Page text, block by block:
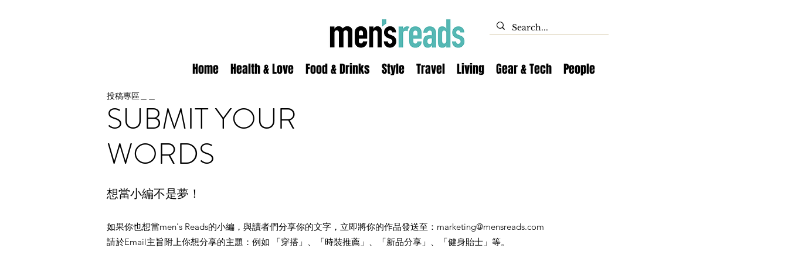
Home Health & Love Food & Drinks Style Travel Living Gear & Tech People
投稿專區＿＿
SUBMIT YOUR
WORDS
想當小編不是夢！
如果你也想當men's Reads的小編，與讀者們分享你的文字，立即將你的作品發送至： marketing@mensreads.com
請於Email主旨附上你想分享的主題：例如 「穿搭」、「時裝推薦」、「新品分享」、「健身貽士」等。